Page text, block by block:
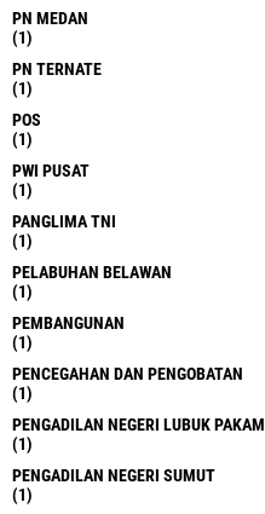
PN MEDAN
(1)
PN TERNATE
(1)
POS
(1)
PWI PUSAT
(1)
PANGLIMA TNI
(1)
PELABUHAN BELAWAN
(1)
PEMBANGUNAN
(1)
PENCEGAHAN DAN PENGOBATAN
(1)
PENGADILAN NEGERI LUBUK PAKAM
(1)
PENGADILAN NEGERI SUMUT
(1)